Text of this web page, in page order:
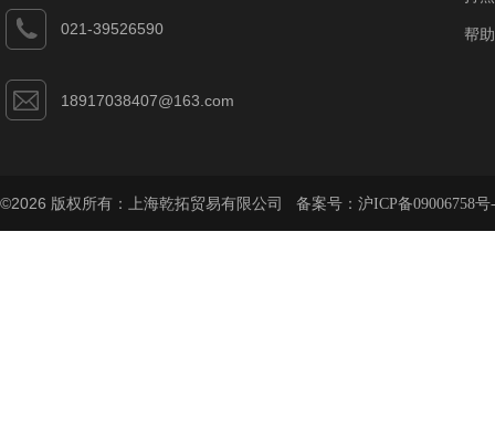
021-39526590
18917038407@163.com
帮
©2026 版权所有：上海乾拓贸易有限公司 备案号： 沪ICP备09006758号